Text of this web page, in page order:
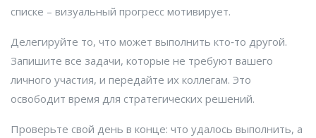
списке – визуальный прогресс мотивирует.
Делегируйте то, что может выполнить кто‑то другой.
Запишите все задачи, которые не требуют вашего
личного участия, и передайте их коллегам. Это
освободит время для стратегических решений.
Проверьте свой день в конце: что удалось выполнить, а